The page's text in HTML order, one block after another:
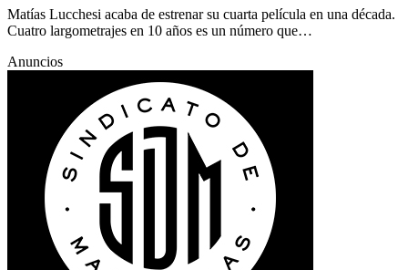
Matías Lucchesi acaba de estrenar su cuarta película en una década.
Cuatro largometrajes en 10 años es un número que…
Anuncios